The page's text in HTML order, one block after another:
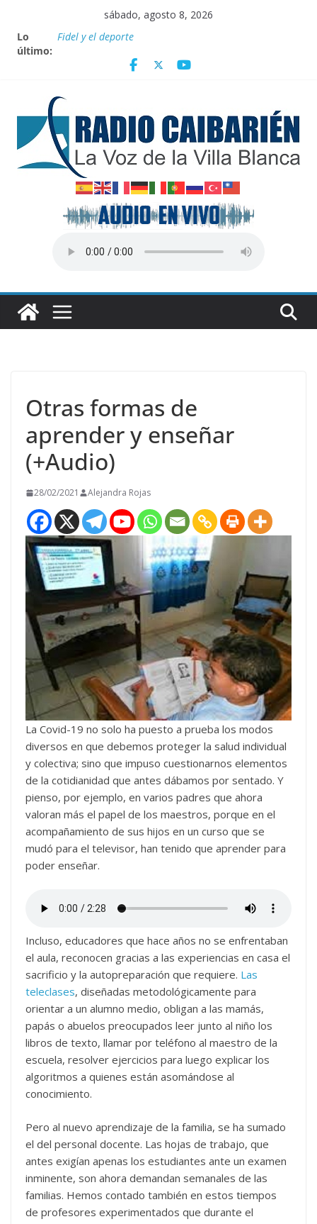
contenido
sábado, agosto 8, 2026
Lo
último:
Fidel y el deporte
Vanguardia por 3 años consecutivos
renovables en Cuba
Nota oficial del Gobierno Provincial de Villa Clara
Otras formas de
aprender y enseñar
(+Audio)
28/02/2021 Alejandra Rojas
La Covid-19 no solo ha puesto a prueba los modos
diversos en que debemos proteger la salud individual
y colectiva; sino que impuso cuestionarnos elementos
de la cotidianidad que antes dábamos por sentado. Y
pienso, por ejemplo, en varios padres que ahora
valoran más el papel de los maestros, porque en el
acompañamiento de sus hijos en un curso que se
mudó para el televisor, han tenido que aprender para
poder enseñar.
Incluso, educadores que hace años no se enfrentaban
el aula, reconocen gracias a las experiencias en casa el
sacrificio y la autopreparación que requiere. Las
teleclases, diseñadas metodológicamente para
orientar a un alumno medio, obligan a las mamás,
papás o abuelos preocupados leer junto al niño los
libros de texto, llamar por teléfono al maestro de la
escuela, resolver ejercicios para luego explicar los
algoritmos a quienes están asomándose al
conocimiento.
Pero al nuevo aprendizaje de la familia, se ha sumado
el del personal docente. Las hojas de trabajo, que
antes exigían apenas los estudiantes ante un examen
inminente, son ahora demandan semanales de las
familias. Hemos contado también en estos tiempos
de profesores experimentados que durante el